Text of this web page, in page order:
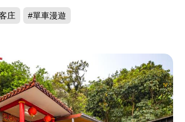
庄 #單車漫遊